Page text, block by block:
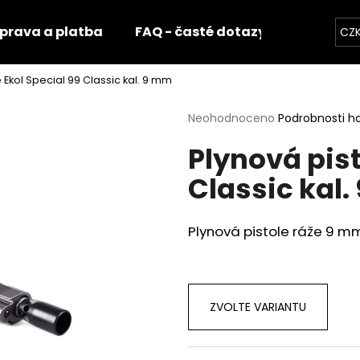
a platba FAQ - časté dotazy
Special 99 Classic kal. 9 mm
Průměrné
produktu
je
0,0
z
hvězdiček.
Neohodnoceno Podrobnosti
Plynová
Classic kal.
Plynová pistole ráže 9
ZVOLTE VARIANTU
Co potřebujete najít?
HLEDAT